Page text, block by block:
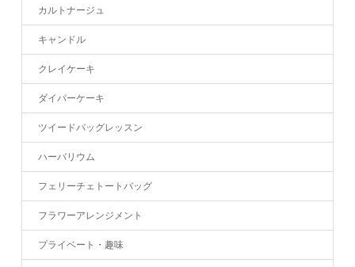
カルトナージュ
キャンドル
クレイケーキ
ダイパーケーキ
ツイードバッグレッスン
ハーバリウム
フェリーチェトートバッグ
フラワーアレンジメント
プライベート・趣味